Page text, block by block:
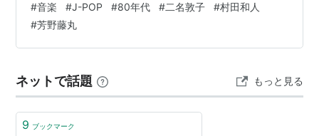
世の認知度を考えると『村田和人』＞『二名敦子』かな
と思って投稿したんですけど、普通に考えたら50歳以下
で二人を知ってる人なんて激レアですし、50歳以上でも
う人はそこそこいます。 だって、ウィキペデイアに名前
があるくらいで…
#音楽 #J-POP #80年代 #二名敦子 #村田和人
#芳野藤丸
ネットで話題 もっと見る
9 ブックマーク